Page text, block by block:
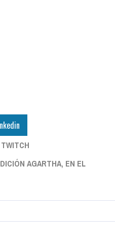
AGARTHA, EN EL